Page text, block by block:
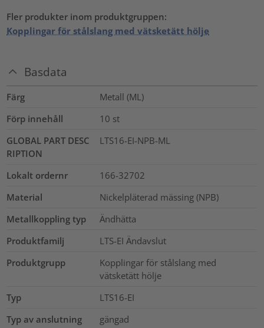
Fler produkter inom produktgruppen:
Kopplingar för stålslang med vätsketätt hölje
Basdata
Färg
Metall (ML)
Förp innehåll
10 st
GLOBAL PART DESC
RIPTION
LTS16-EI-NPB-ML
Lokalt ordernr
166-32702
Material
Nickelpläterad mässing (NPB)
Metallkoppling typ
Ändhätta
Produktfamilj
LTS-EI Ändavslut
Produktgrupp
Kopplingar för stålslang med
vätsketätt hölje
Typ
LTS16-EI
Typ av anslutning
gängad